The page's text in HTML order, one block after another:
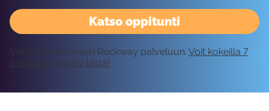
Katso oppitunti
Vaatii kirjautumisen Rockway palveluun. Voit kokeilla 7
päivää ilmaiseksi tästä!